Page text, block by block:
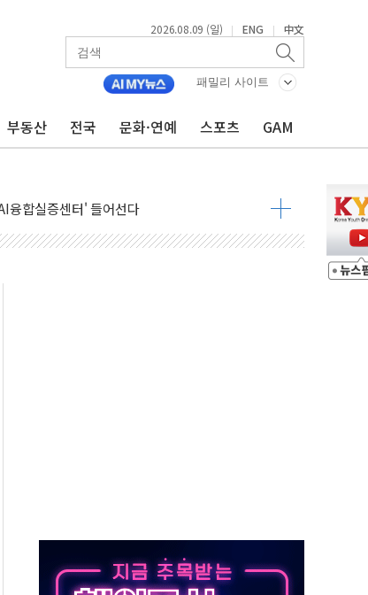
2026.08.09 (일) | ENG | 中文
패밀리 사이트
부동산 전국 문화·연예 스포츠 GAM
당'·'올미골교' 차량 통행 선제 제한
…작업자 1명 숨져
진 채 발견...경찰, 조사 중
차 선두 유지...金 46.01% vs 鄭 44.53%
구속…범행 후 반려견도 죽여
청래에 승리…金 48.54% vs 鄭 44.40%
김민석 50.30% 정청래 41.94% 송영길 7.76%
맞이…"마음 잇는 시간 되길"
대폭 감소한 9.4%↓…유통업계 양극화 심화